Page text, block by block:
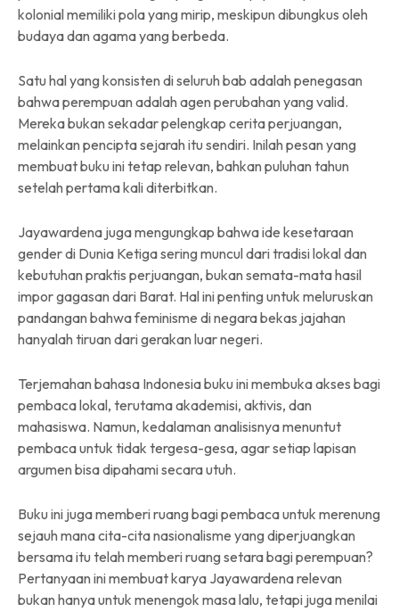
kolonial memiliki pola yang mirip, meskipun dibungkus oleh
budaya dan agama yang berbeda.
Satu hal yang konsisten di seluruh bab adalah penegasan
bahwa perempuan adalah agen perubahan yang valid.
Mereka bukan sekadar pelengkap cerita perjuangan,
melainkan pencipta sejarah itu sendiri. Inilah pesan yang
membuat buku ini tetap relevan, bahkan puluhan tahun
setelah pertama kali diterbitkan.
Jayawardena juga mengungkap bahwa ide kesetaraan
gender di Dunia Ketiga sering muncul dari tradisi lokal dan
kebutuhan praktis perjuangan, bukan semata-mata hasil
impor gagasan dari Barat. Hal ini penting untuk meluruskan
pandangan bahwa feminisme di negara bekas jajahan
hanyalah tiruan dari gerakan luar negeri.
Terjemahan bahasa Indonesia buku ini membuka akses bagi
pembaca lokal, terutama akademisi, aktivis, dan
mahasiswa. Namun, kedalaman analisisnya menuntut
pembaca untuk tidak tergesa-gesa, agar setiap lapisan
argumen bisa dipahami secara utuh.
Buku ini juga memberi ruang bagi pembaca untuk merenung
sejauh mana cita-cita nasionalisme yang diperjuangkan
bersama itu telah memberi ruang setara bagi perempuan?
Pertanyaan ini membuat karya Jayawardena relevan
bukan hanya untuk menengok masa lalu, tetapi juga menilai